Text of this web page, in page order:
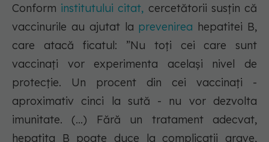
Conform institutului citat, cercetătorii susțin că
vaccinurile au ajutat la prevenirea hepatitei B,
care atacă ficatul: ”Nu toți cei care sunt
vaccinați vor experimenta același nivel de
protecție. Un procent din cei vaccinați -
aproximativ cinci la sută - nu vor dezvolta
imunitate. (...) Fără un tratament adecvat,
hepatita B poate duce la complicații grave,